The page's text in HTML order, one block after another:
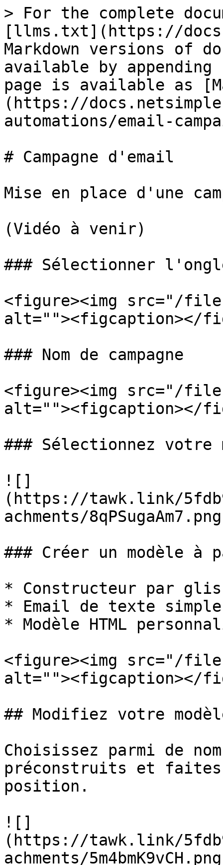
> For the complete
[llms.txt](https://
Markdown versions of
available by
page is available as
(https://
automations/email-
# Campagne d'email
Mise en place d'une
(Vidéo à venir)
### Sélectionner
<figure><img src="/
alt=""><figcaption></
### Nom de campagne
<figure><img src="/
alt=""><figcaption></
### Sélectionnez votre
![]
(https://tawk.link/
achments/
### Créer un modèle à
* Constructeur par
* Email de texte simple
* Modèle HTML
<figure><img src="/
alt=""><figcaption></
## Modifiez votre
Choisissez parmi de
préconstruits et
position.
![]
(https://tawk.link/
achments/